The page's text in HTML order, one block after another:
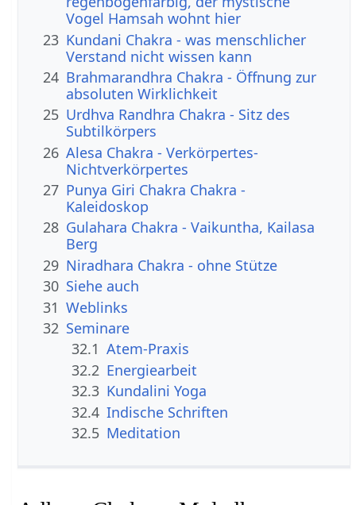
Vogel Hamsah wohnt hier
23 Kundani Chakra - was menschlicher
Verstand nicht wissen kann
24 Brahmarandhra Chakra - Öffnung zur
absoluten Wirklichkeit
25 Urdhva Randhra Chakra - Sitz des
Subtilkörpers
26 Alesa Chakra - Verkörpertes-
Nichtverkörpertes
27 Punya Giri Chakra Chakra -
Kaleidoskop
28 Gulahara Chakra - Vaikuntha, Kailasa
Berg
29 Niradhara Chakra - ohne Stütze
30 Siehe auch
31 Weblinks
32 Seminare
32.1 Atem-Praxis
32.2 Energiearbeit
32.3 Kundalini Yoga
32.4 Indische Schriften
32.5 Meditation